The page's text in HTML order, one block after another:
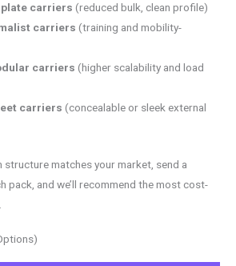
plate carriers (reduced bulk, clean profile)
carriers (training and mobility-
carriers (higher scalability and load
carriers (concealable or sleek external
structure matches your market, send a
pack, and we’ll recommend the most cost-